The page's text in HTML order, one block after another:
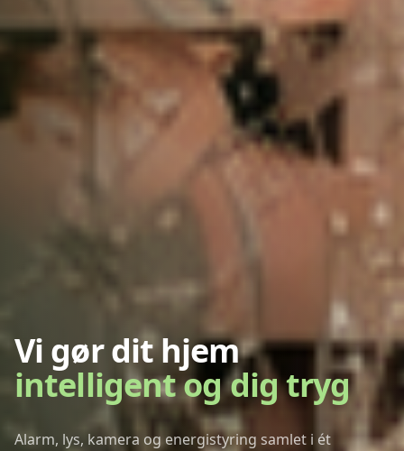
Vi gør dit hjem
intelligent og dig tryg
Alarm, lys, kamera og energistyring samlet i ét